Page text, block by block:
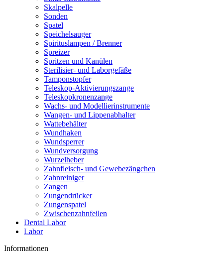
Skalpelle
Sonden
Spatel
Speichelsauger
Spirituslampen / Brenner
Spreizer
Spritzen und Kanülen
Sterilisier- und Laborgefäße
Tamponstopfer
Teleskop-Aktivierungszange
Teleskopkronenzange
Wachs- und Modellierinstrumente
Wangen- und Lippenabhalter
Wattebehälter
Wundhaken
Wundsperrer
Wundversorgung
Wurzelheber
Zahnfleisch- und Gewebezängchen
Zahnreiniger
Zangen
Zungendrücker
Zungenspatel
Zwischenzahnfeilen
Dental Labor
Labor
Informationen